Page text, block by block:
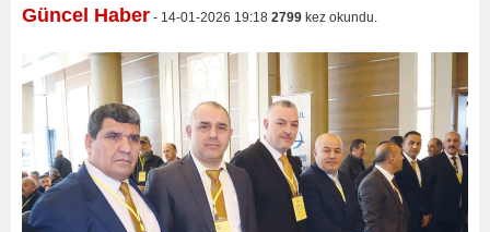
Güncel Haber - 14-01-2026 19:18 2799 kez okundu.